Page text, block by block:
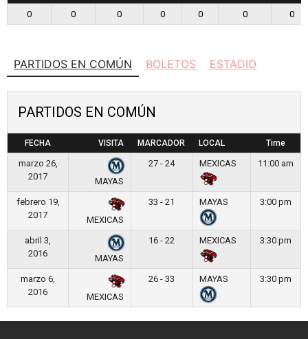
0 0 0 0 0 0 0
PARTIDOS EN COMÚN BOLETOS ESTADIO
PARTIDOS EN COMÚN
FECHA VISITA MARCADOR LOCAL Time
marzo 26,
2017
MAYAS
27 - 24 MEXICAS 11:00 am
febrero 19,
2017
MEXICAS
33 - 21 MAYAS 3:00 pm
abril 3,
2016
MAYAS
16 - 22 MEXICAS 3:30 pm
marzo 6,
2016
MEXICAS
26 - 33 MAYAS 3:30 pm